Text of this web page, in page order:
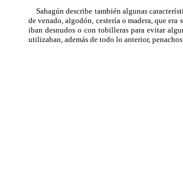
Sahagún describe también algunas
de venado, algodón, cestería o madera, que
iban desnudos o con tobilleras para evitar
utilizaban, además de todo lo anterior,